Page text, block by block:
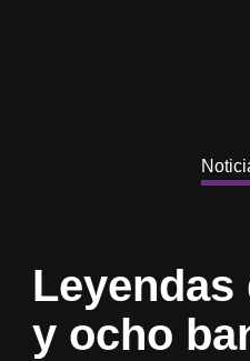
Leyendas
y ocho